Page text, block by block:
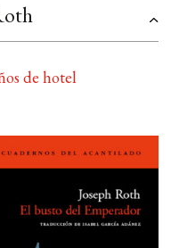
de hotel